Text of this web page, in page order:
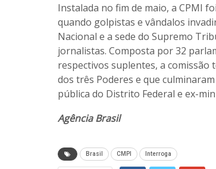
Instalada no fim de maio, a CPMI
quando golpistas e vândalos
Nacional e a sede do Supremo
jornalistas. Composta por 32
respectivos suplentes, a comissão
dos três Poderes e que
pública do Distrito Federal e ex-
Agência Brasil
Brasil CMPI Interroga